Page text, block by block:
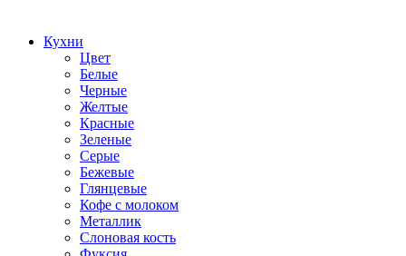
Кухни
Цвет
Белые
Черные
Желтые
Красные
Зеленые
Серые
Бежевые
Глянцевые
Кофе с молоком
Металлик
Слоновая кость